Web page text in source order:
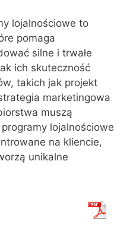
lojalnościowe to
pomaga
silne i trwałe
ich skuteczność
takich jak projekt
marketingowa
muszą
lojalnościowe
na kliencie,
unikalne